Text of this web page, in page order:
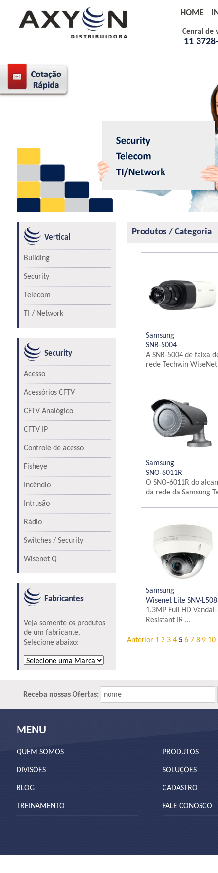
Cenral de
11
HOME
Vertical
Building
Security
Telecom
TI / Network
Security
Acesso
Acessórios CFTV
CFTV Analógico
CFTV IP
Controle de acesso
Fisheye
Incêndio
Intrusão
Rádio
Switches / Security
Wisenet Q
Fabricantes
Veja somente os produtos
de um fabricante.
Selecione abaixo:
Produtos / Categoria
Samsung
SNB-5004
A SNB-5004 de faixa
rede Techwin
Samsung
SNO-6011R
O SNO-6011R do
da rede da Samsung
Samsung
Wisenet Lite SNV-
1.3MP Full HD Vandal-
Resistant IR ...
Anterior 1 2 3 4 5 6 7 8 9 10
Receba nossas Ofertas: nome
MENU
QUEM SOMOS
DIVISÕES
BLOG
TREINAMENTO
PRODUTOS
SOLUÇÕES
CADASTRO
FALE CONOSCO